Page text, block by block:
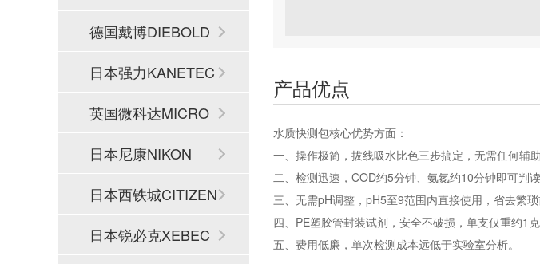
产品优点
水质快测包核心优势方面：
一、操作极简，拔线吸水比色三步搞定，无需任何辅
二、检测迅速，COD约5分钟、氨氮约10分钟即可判
三、无需pH调整，pH5至9范围内直接使用，省去繁琐
四、PE塑胶管封装试剂，安全不破损，单支仅重约1
五、费用低廉，单次检测成本远低于实验室分析。
德国戴博DIEBOLD
日本强力KANETEC
英国微科达MICRO
SET
日本尼康NIKON
日本西铁城CITIZEN
日本锐必克XEBEC